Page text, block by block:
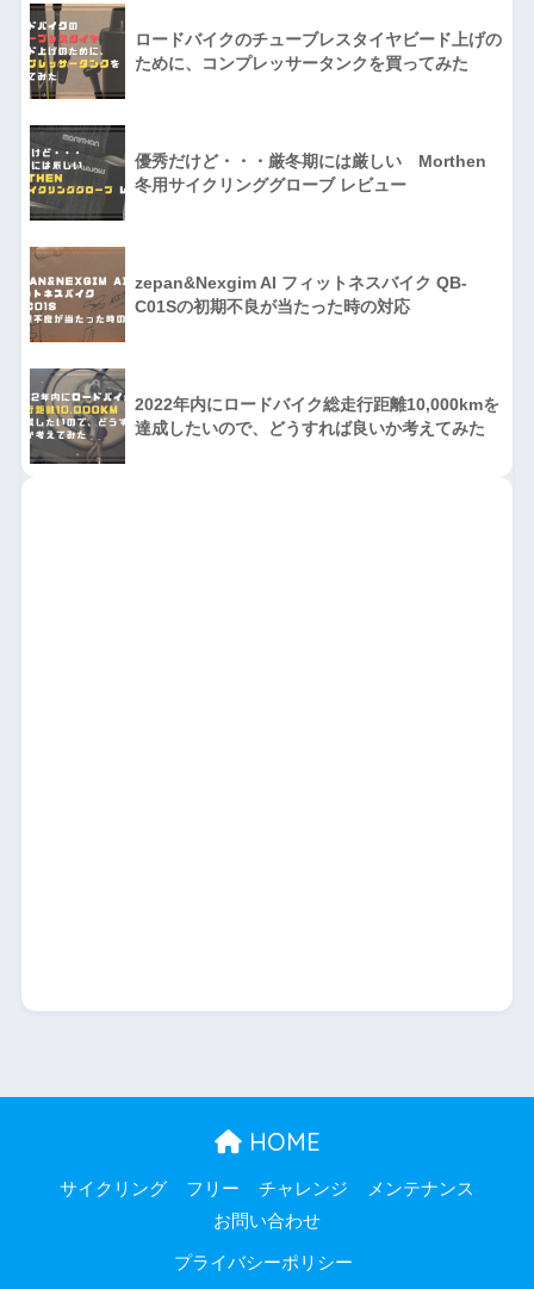
ロードバイクのチューブレスタイヤビード上げの
ために、コンプレッサータンクを買ってみた
優秀だけど・・・厳冬期には厳しい Morthen
冬用サイクリンググローブ レビュー
zepan&Nexgim AI フィットネスバイク QB-
C01Sの初期不良が当たった時の対応
2022年内にロードバイク総走行距離10,000kmを
達成したいので、どうすれば良いか考えてみた
HOME
サイクリング フリー チャレンジ
メンテナンス
お問い合わせ
プライバシーポリシー